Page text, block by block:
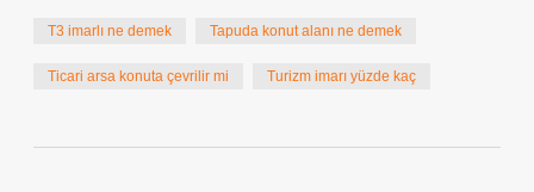
T3 imarlı ne demek Tapuda konut alanı ne demek
Ticari arsa konuta çevrilir mi Turizm imarı yüzde kaç